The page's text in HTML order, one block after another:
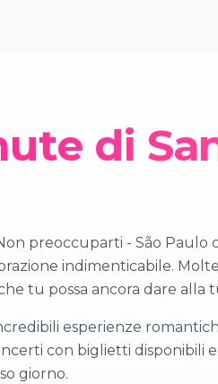
di
preoccuparti - São
indimenticabile.
tu possa ancora dare
esperienze
con biglietti disponibili
giorno.